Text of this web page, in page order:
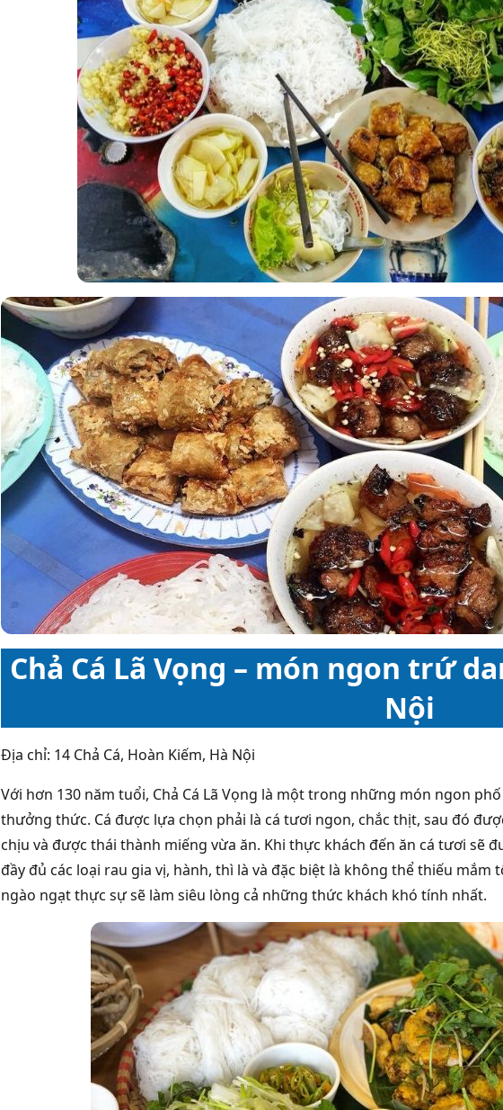
Chả Cá Lã Vọng – món ngon trứ
Nội
Địa chỉ: 14 Chả Cá, Hoàn Kiếm, Hà Nội
Với hơn 130 năm tuổi, Chả Cá Lã Vọng là một trong những món ngon
thưởng thức. Cá được lựa chọn phải là cá tươi ngon, chắc thịt, sau đó
chịu và được thái thành miếng vừa ăn. Khi thực khách đến ăn cá tươi sẽ
đầy đủ các loại rau gia vị, hành, thì là và đặc biệt là không thể thiếu mắm
ngào ngạt thực sự sẽ làm siêu lòng cả những thức khách khó tính nhất.